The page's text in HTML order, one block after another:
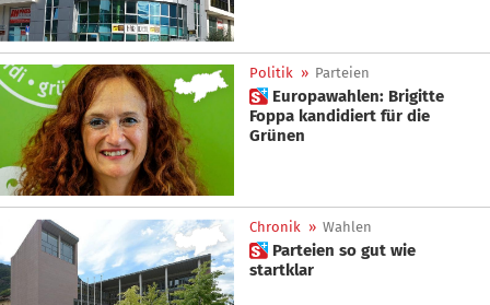
Politik » Parteien
 Europawahlen: Brigitte
Foppa kandidiert für die
Grünen
Chronik » Wahlen
 Parteien so gut wie
startklar